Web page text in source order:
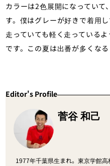
カラーは2色展開になっていて
す。僕はグレーが好きで着用
走っていても軽く走っている
です。この夏は出番が多くなる
Editor's Profile
菅谷 和己
1977年千葉県生まれ。東京学館